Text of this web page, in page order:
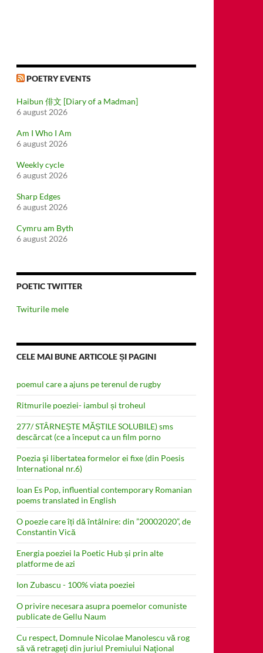
POETRY EVENTS
Haibun 俳文 [Diary of a Madman]
6 august 2026
Am I Who I Am
6 august 2026
Weekly cycle
6 august 2026
Sharp Edges
6 august 2026
Cymru am Byth
6 august 2026
POETIC TWITTER
Twiturile mele
CELE MAI BUNE ARTICOLE ȘI PAGINI
poemul care a ajuns pe terenul de rugby
Ritmurile poeziei- iambul și troheul
277/ STÂRNEȘTE MĂȘTILE SOLUBILE) sms
descărcat (ce a început ca un film porno
Poezia şi libertatea formelor ei fixe (din Poesis
International nr.6)
Ioan Es Pop, influential contemporary Romanian
poems translated in English
O poezie care îți dă întâlnire: din ”20002020”, de
Constantin Vică
Energia poeziei la Poetic Hub și prin alte
platforme de azi
Ion Zubascu - 100% viata poeziei
O privire necesara asupra poemelor comuniste
publicate de Gellu Naum
Cu respect, Domnule Nicolae Manolescu vă rog
să vă retrageţi din juriul Premiului Naţional